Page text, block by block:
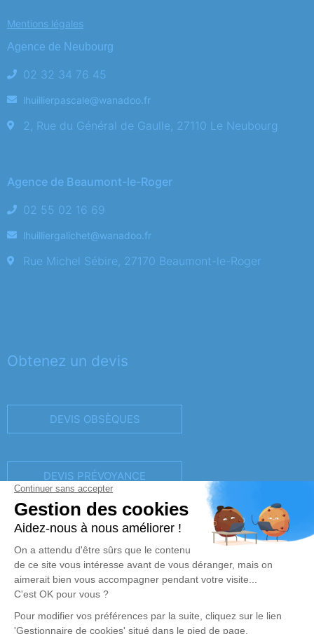
Mentions légales
Agence de Neubourg
02 32 34 76 45
lhuillierpascale@wanadoo.fr
2, Rue du Général de Gaulle, 27110 Le Neubourg
Agence de Beaumont-le-Roger
02 55 02 16 69
lhuilliergalichet@wanadoo.fr
Rue Michel Sébire, 27170 Beaumont-le-Roger
Obtenez un devis
DEVIS OBSÈQUES
DEVIS PRÉVOYANCE
DEVIS MARBRERIE